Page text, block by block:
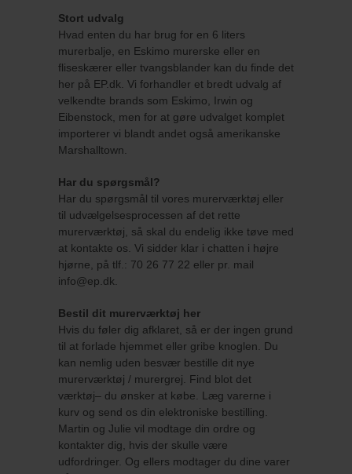
Stort udvalg
Hvad enten du har brug for en 6 liters
murerbalje, en Eskimo murerske eller en
fliseskærer eller tvangsblander kan du finde det
her på EP.dk. Vi forhandler et bredt udvalg af
velkendte brands som Eskimo, Irwin og
Eibenstock, men for at gøre udvalget komplet
importerer vi blandt andet også amerikanske
Marshalltown.
Har du spørgsmål?
Har du spørgsmål til vores murerværktøj eller
til udvælgelsesprocessen af det rette
murerværktøj, så skal du endelig ikke tøve med
at kontakte os. Vi sidder klar i chatten i højre
hjørne, på tlf.: 70 26 77 22 eller pr. mail
info@ep.dk.
Bestil dit murerværktøj her
Hvis du føler dig afklaret, så er der ingen grund
til at forlade hjemmet eller gribe knoglen. Du
kan nemlig uden besvær bestille dit nye
murerværktøj / murergrej. Find blot det
værktøj– du ønsker at købe. Læg varerne i
kurv og send os din elektroniske bestilling.
Martin og Julie vil modtage din ordre og
kontakter dig, hvis der skulle være
udfordringer. Og ellers modtager du dine varer